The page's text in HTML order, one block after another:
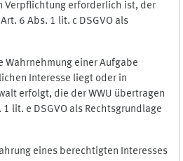
Verpflichtung erforderlich ist, der
6 Abs. 1 lit. c DSGVO als
Wahrnehmung einer Aufgabe
Interesse liegt oder in
erfolgt, die der WWU übertragen
lit. e DSGVO als Rechtsgrundlage
eines berechtigten Interesses